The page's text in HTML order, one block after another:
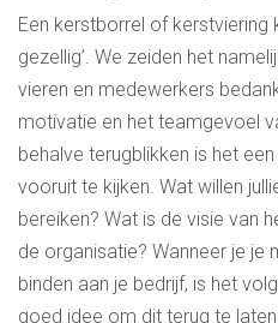
Een kerstborrel of kerstviering
gezellig’. We zeiden het
vieren en medewerkers
motivatie en het teamgevoel
behalve terugblikken is het
vooruit te kijken. Wat willen
bereiken? Wat is de visie van
de organisatie? Wanneer je je
binden aan je bedrijf, is het
goed idee om dit terug te